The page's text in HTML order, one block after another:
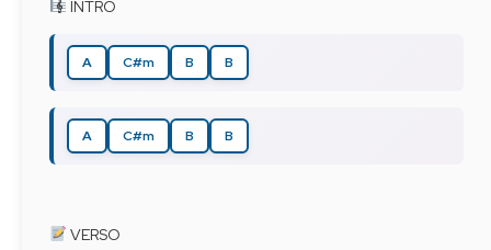
INTRO
A C#m B B
A C#m B B
VERSO